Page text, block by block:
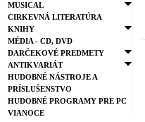
MUSICAL
CIRKEVNÁ LITERATÚRA
KNIHY
MÉDIA - CD, DVD
DARČEKOVÉ PREDMETY
ANTIKVARIÁT
HUDOBNÉ NÁSTROJE A
PRÍSLUŠENSTVO
HUDOBNÉ PROGRAMY PRE PC
VIANOCE